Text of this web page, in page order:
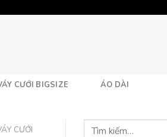
CƯỚI BIGSIZE ÁO DÀI
CƯỚI